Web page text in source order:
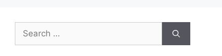
Search
for: